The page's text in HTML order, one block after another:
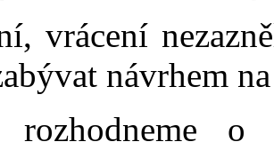
vrácení
návrhem
rozhodneme o